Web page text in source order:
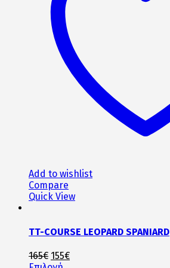
επιλογές
μπορούν
να
επιλεγούν
στη
σελίδα
του
προϊόντος
Add to wishlist
Compare
Quick View
TT-COURSE LEOPARD SPANIARD
165€ Original
155€Η